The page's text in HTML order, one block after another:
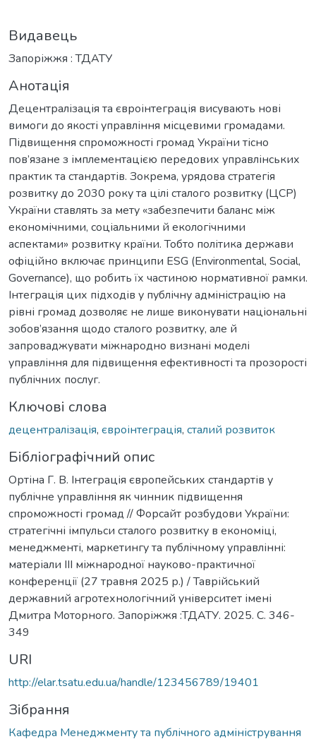
Видавець
Запоріжжя : ТДАТУ
Анотація
Децентралізація та євроінтеграція висувають нові
вимоги до якості управління місцевими громадами.
Підвищення спроможності громад України тісно
пов’язане з імплементацією передових управлінських
практик та стандартів. Зокрема, урядова стратегія
розвитку до 2030 року та цілі сталого розвитку (ЦСР)
України ставлять за мету «забезпечити баланс між
економічними, соціальними й екологічними
аспектами» розвитку країни. Тобто політика держави
офіційно включає принципи ESG (Environmental, Social,
Governance), що робить їх частиною нормативної рамки.
Інтеграція цих підходів у публічну адміністрацію на
рівні громад дозволяє не лише виконувати національні
зобов’язання щодо сталого розвитку, але й
запроваджувати міжнародно визнані моделі
управління для підвищення ефективності та прозорості
публічних послуг.
Ключові слова
децентралізація, євроінтеграція, сталий розвиток
Бібліографічний опис
Ортіна Г. В. Інтеграція європейських стандартів у
публічне управління як чинник підвищення
спроможності громад // Форсайт розбудови України:
стратегічні імпульси сталого розвитку в економіці,
менеджменті, маркетингу та публічному управлінні:
матеріали ІІІ міжнародної науково-практичної
конференції (27 травня 2025 р.) / Таврійський
державний агротехнологічний університет імені
Дмитра Моторного. Запоріжжя :ТДАТУ. 2025. С. 346-
349
URI
http://elar.tsatu.edu.ua/handle/123456789/19401
Зібрання
Кафедра Менеджменту та публічного адміністрування